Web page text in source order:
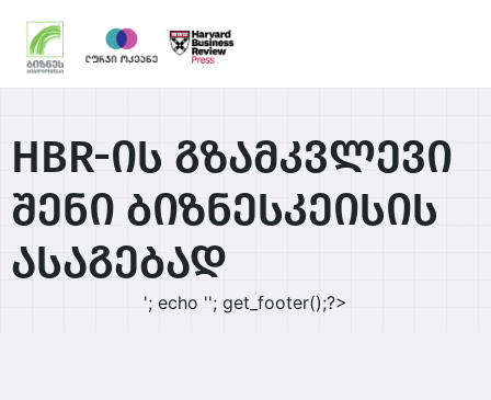
HBR-ის გზამკვლევი
შენი ბიზნესკეისის
ასაგებად
'; echo ''; get_footer();?>